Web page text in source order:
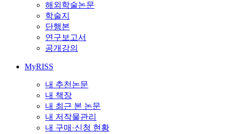
해외학술논문
학술지
단행본
연구보고서
공개강의
MyRISS
내 추천논문
내 책장
내 최근 본 논문
내 저작물관리
내 구매·신청 현황